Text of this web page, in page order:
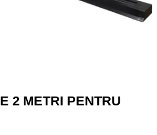
2 METRI PENTRU